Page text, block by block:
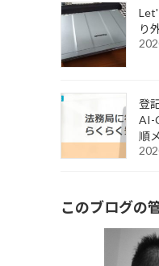
り
登
AI-
順
このブログの